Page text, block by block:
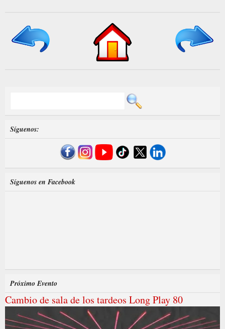
Síguenos:
Síguenos en Facebook
Próximo Evento
Cambio de sala de los tardeos Long Play 80